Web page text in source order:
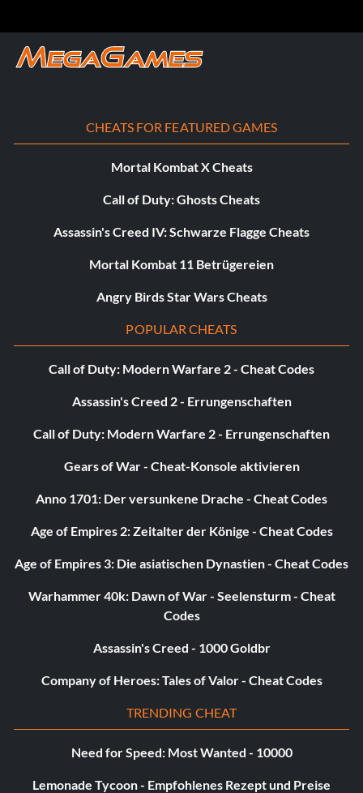
CHEATS FOR FEATURED GAMES
Mortal Kombat X Cheats
Call of Duty: Ghosts Cheats
Assassin's Creed IV: Schwarze Flagge Cheats
Mortal Kombat 11 Betrügereien
Angry Birds Star Wars Cheats
POPULAR CHEATS
Call of Duty: Modern Warfare 2 - Cheat Codes
Assassin's Creed 2 - Errungenschaften
Call of Duty: Modern Warfare 2 - Errungenschaften
Gears of War - Cheat-Konsole aktivieren
Anno 1701: Der versunkene Drache - Cheat Codes
Age of Empires 2: Zeitalter der Könige - Cheat Codes
Age of Empires 3: Die asiatischen Dynastien - Cheat Codes
Warhammer 40k: Dawn of War - Seelensturm - Cheat
Codes
Assassin's Creed - 1000 Goldbr
Company of Heroes: Tales of Valor - Cheat Codes
TRENDING CHEAT
Need for Speed: Most Wanted - 10000
Lemonade Tycoon - Empfohlenes Rezept und Preise